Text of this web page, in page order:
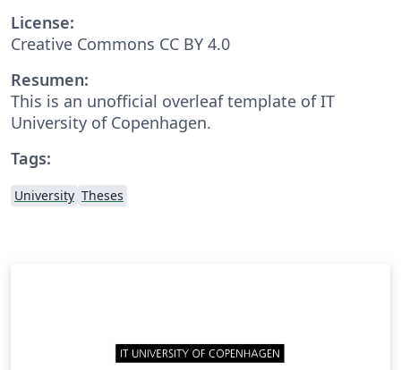
License:
Creative Commons CC BY 4.0
Resumen:
This is an unofficial overleaf template of IT
University of Copenhagen.
Tags:
University Theses